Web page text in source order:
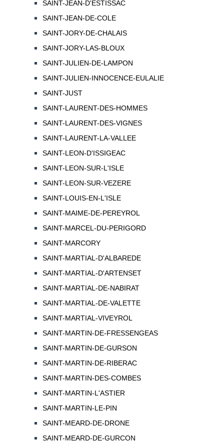
SAINT-JEAN-D'ESTISSAC
SAINT-JEAN-DE-COLE
SAINT-JORY-DE-CHALAIS
SAINT-JORY-LAS-BLOUX
SAINT-JULIEN-DE-LAMPON
SAINT-JULIEN-INNOCENCE-EULALIE
SAINT-JUST
SAINT-LAURENT-DES-HOMMES
SAINT-LAURENT-DES-VIGNES
SAINT-LAURENT-LA-VALLEE
SAINT-LEON-D'ISSIGEAC
SAINT-LEON-SUR-L'ISLE
SAINT-LEON-SUR-VEZERE
SAINT-LOUIS-EN-L'ISLE
SAINT-MAIME-DE-PEREYROL
SAINT-MARCEL-DU-PERIGORD
SAINT-MARCORY
SAINT-MARTIAL-D'ALBAREDE
SAINT-MARTIAL-D'ARTENSET
SAINT-MARTIAL-DE-NABIRAT
SAINT-MARTIAL-DE-VALETTE
SAINT-MARTIAL-VIVEYROL
SAINT-MARTIN-DE-FRESSENGEAS
SAINT-MARTIN-DE-GURSON
SAINT-MARTIN-DE-RIBERAC
SAINT-MARTIN-DES-COMBES
SAINT-MARTIN-L'ASTIER
SAINT-MARTIN-LE-PIN
SAINT-MEARD-DE-DRONE
SAINT-MEARD-DE-GURCON